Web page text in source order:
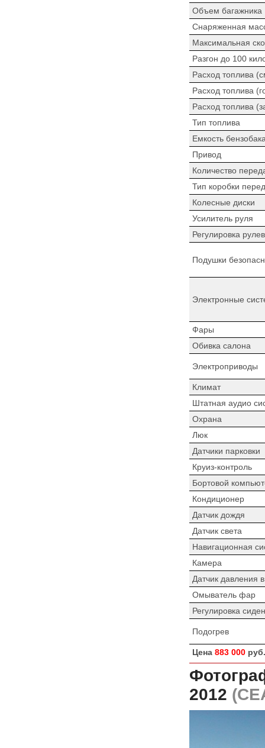
Объем багажника
Снаряженная
Максимальная
Разгон до 100
Расход топлива
Расход топлива
Расход топлива
Тип топлива
Емкость
Привод
Количество
Тип коробки
Колесные диски
Усилитель руля
Регулировка
Подушки
Электронные
Фары
Обивка салона
Электроприводы
Климат
Штатная аудио
Охрана
Люк
Датчики парковки
Круиз-контроль
Бортовой
Кондиционер
Датчик дождя
Датчик света
Навигационная
Камера
Датчик давления
Омыватель фар
Регулировка
Подогрев
Цена 883 000руб.
2012